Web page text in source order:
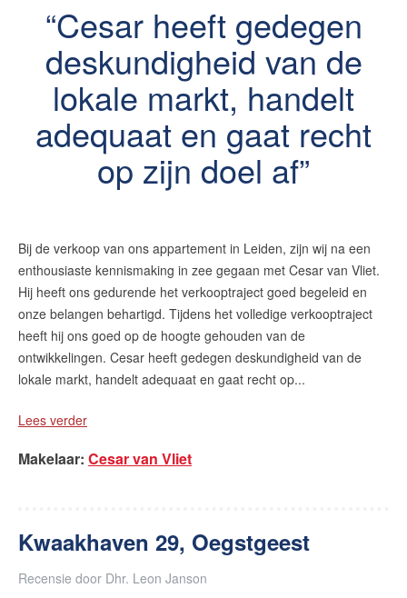
Cesar heeft gedegen
deskundigheid van de
lokale markt, handelt
adequaat en gaat recht
op zijn doel af
Bij de verkoop van ons appartement in Leiden, zijn wij na een
enthousiaste kennismaking in zee gegaan met Cesar van Vliet.
Hij heeft ons gedurende het verkooptraject goed begeleid en
onze belangen behartigd. Tijdens het volledige verkooptraject
heeft hij ons goed op de hoogte gehouden van de
ontwikkelingen. Cesar heeft gedegen deskundigheid van de
lokale markt, handelt adequaat en gaat recht op...
Lees verder
Makelaar: Cesar van Vliet
Kwaakhaven 29, Oegstgeest
Recensie door Dhr. Leon Janson